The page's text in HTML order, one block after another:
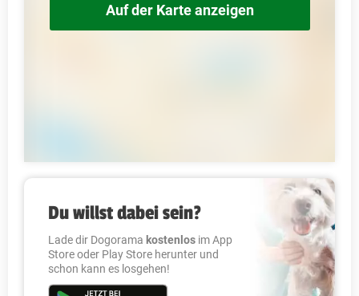
Auf der Karte anzeigen
Du willst dabei sein?
Lade dir Dogorama kostenlos im App
Store oder Play Store herunter und
schon kann es losgehen!